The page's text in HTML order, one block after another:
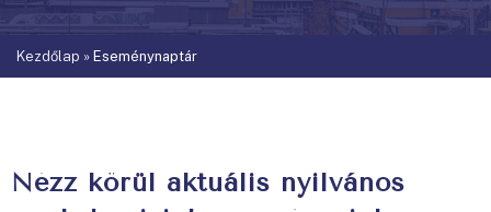
Kezdőlap » Eseménynaptár
Nézz körül aktuális nyilvános